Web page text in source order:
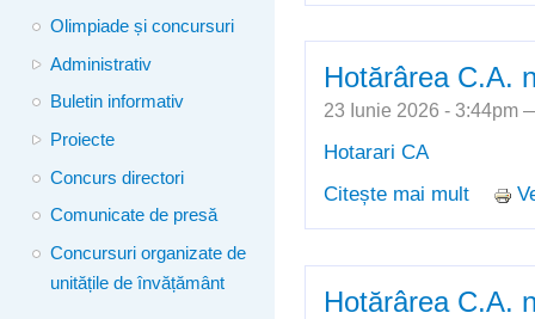
Olimpiade și concursuri
Administrativ
Buletin informativ
Proiecte
Concurs directori
Comunicate de presă
Concursuri organizate de
unitățile de învățământ
Hotărârea C.A.
23 Iunie 2026 - 3:44pm
Hotarari CA
Citește mai mult
Hotărârea C.A.